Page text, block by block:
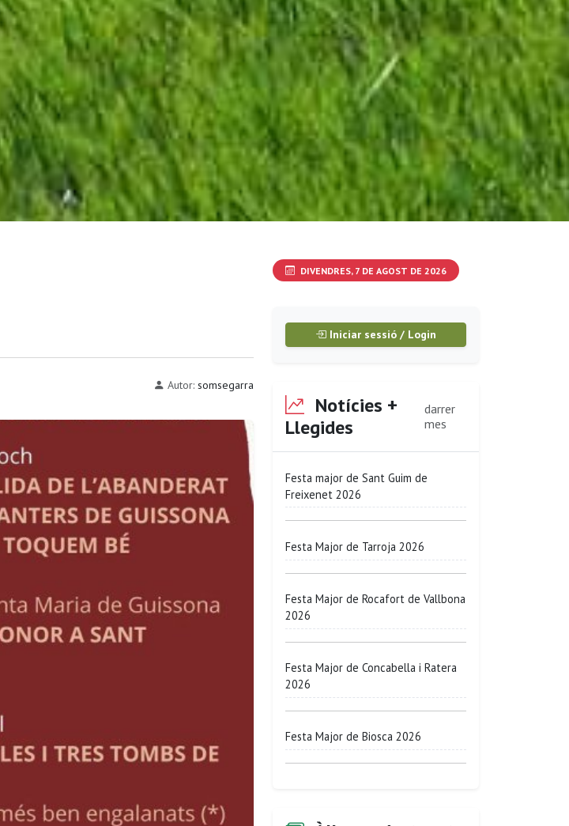
Autor: somsegarra
DIVENDRES, 7 DE AGOST DE 2026
Iniciar sessió / Login
Notícies +
Llegides
darrer
mes
Festa major de Sant Guim de
Freixenet 2026
Festa Major de Tarroja 2026
Festa Major de Rocafort de Vallbona
2026
Festa Major de Concabella i Ratera
2026
Festa Major de Biosca 2026